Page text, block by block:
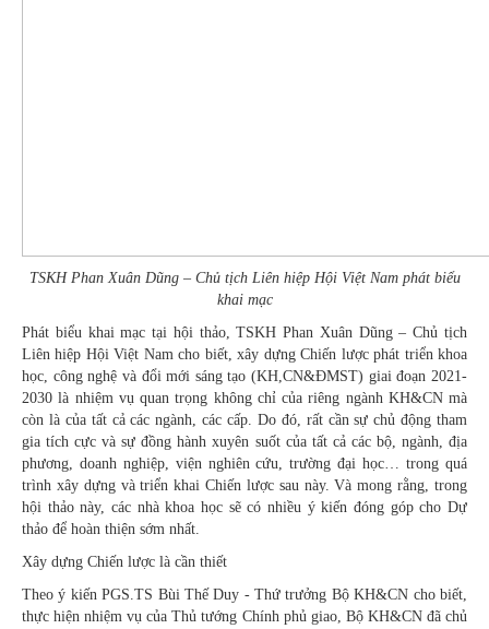
TSKH Phan Xuân Dũng – Chủ tịch Liên hiệp Hội Việt Nam phát biểu
khai mạc
Phát biểu khai mạc tại hội thảo, TSKH Phan Xuân Dũng – Chủ tịch
Liên hiệp Hội Việt Nam cho biết, xây dựng Chiến lược phát triển khoa
học, công nghệ và đổi mới sáng tạo (KH,CN&ĐMST) giai đoạn 2021-
2030 là nhiệm vụ quan trọng không chỉ của riêng ngành KH&CN mà
còn là của tất cả các ngành, các cấp. Do đó, rất cần sự chủ động tham
gia tích cực và sự đồng hành xuyên suốt của tất cả các bộ, ngành, địa
phương, doanh nghiệp, viện nghiên cứu, trường đại học… trong quá
trình xây dựng và triển khai Chiến lược sau này. Và mong rằng, trong
hội thảo này, các nhà khoa học sẽ có nhiều ý kiến đóng góp cho Dự
thảo để hoàn thiện sớm nhất.
Xây dựng Chiến lược là cần thiết
Theo ý kiến PGS.TS Bùi Thế Duy - Thứ trưởng Bộ KH&CN cho biết,
thực hiện nhiệm vụ của Thủ tướng Chính phủ giao, Bộ KH&CN đã chủ